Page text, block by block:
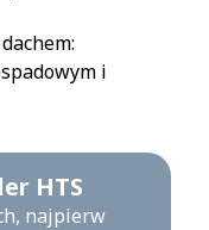
i
HTS
najpierw